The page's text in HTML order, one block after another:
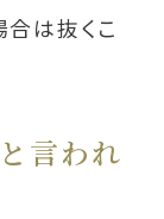
は抜くこ
言われ